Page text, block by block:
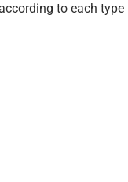
to each type